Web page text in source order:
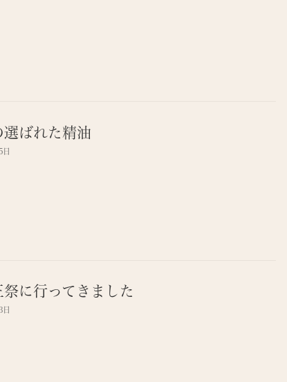
選ばれた精油
日
に行ってきました
日